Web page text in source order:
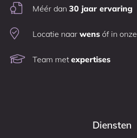
Méér dan 30 jaar ervaring
Locatie naar wens óf in onze
Team met expertises
Diensten